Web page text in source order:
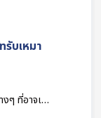
บเหมา
ๆ ที่อาจเ…